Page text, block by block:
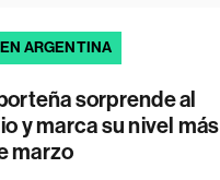
ARGENTINA
sorprende al
y marca su nivel más
marzo